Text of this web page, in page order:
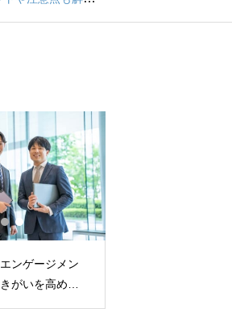
ンゲージメン
がいを高める